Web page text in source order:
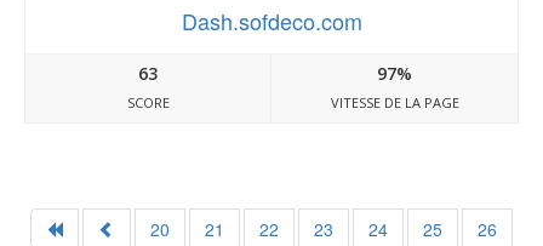
Dash.sofdeco.com
63
SCORE
97%
VITESSE DE LA PAGE
20 21 22 23 24 25
26